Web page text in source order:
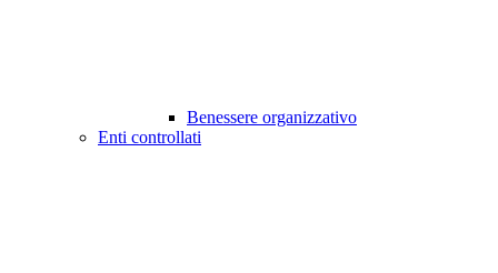
Benessere organizzativo
Enti controllati